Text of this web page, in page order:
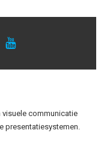
visuele communicatie
presentatiesystemen.